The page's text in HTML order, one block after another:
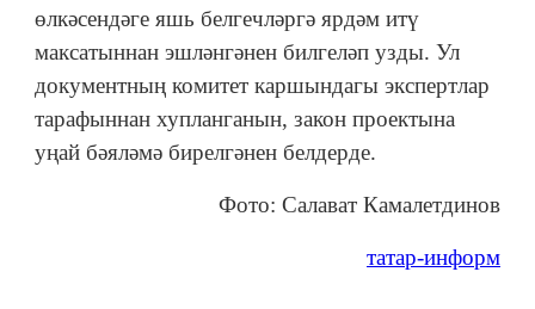
өлкәсендәге яшь белгечләргә ярдәм итү
максатыннан эшләнгәнен билгеләп узды. Ул
документның комитет каршындагы экспертлар
тарафыннан хупланганын, закон проектына
уңай бәяләмә бирелгәнен белдерде.
Фото: Салават Камалетдинов
татар-информ